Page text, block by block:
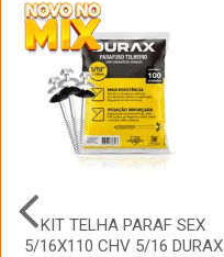
KIT TELHA PARAF SEX
5/16X110 CHV 5/16 DURAX